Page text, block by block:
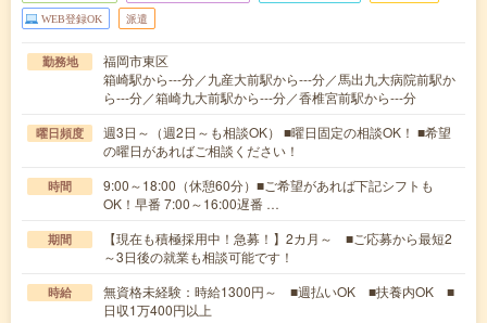
WEB登録OK 派遣
勤務地
福岡市東区
箱崎駅から---分／九産大前駅から---分／馬出九大病院前駅か
ら---分／箱崎九大前駅から---分／香椎宮前駅から---分
曜日頻度
週3日～（週2日～も相談OK） ■曜日固定の相談OK！ ■希望
の曜日があればご相談ください！
時間
9:00～18:00（休憩60分）■ご希望があれば下記シフトも
OK！早番 7:00～16:00遅番 …
期間
【現在も積極採用中！急募！】2カ月～ ■ご応募から最短2
～3日後の就業も相談可能です！
時給
無資格未経験：時給1300円～ ■週払いOK ■扶養内OK ■
日収1万400円以上